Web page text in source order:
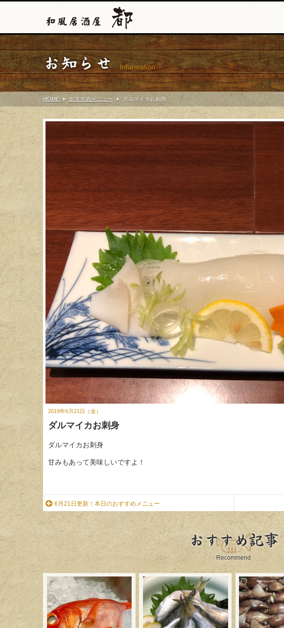
お知らせ Information
HOME おすすめメニュー ダルマイカお刺身
2019年6月21日（金）
ダルマイカお刺身
ダルマイカお刺身
甘みもあって美味しいですよ！
6月21日更新！本日のおすすめメニュー
おすすめ記事
Recommend